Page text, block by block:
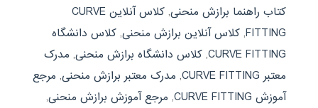
کتاب راهنما برازش منحنی,
کلاس آنلاین CURVE
FITTING
, کلاس آنلاین برازش منحنی, کلاس دانشگاه
CURVE FITTING
, کلاس دانشگاه برازش منحنی, مدرک
معتبر CURVE FITTING
, مدرک معتبر برازش منحنی, مرجع
آموزش CURVE FITTING
, مرجع آموزش برازش منحنی,